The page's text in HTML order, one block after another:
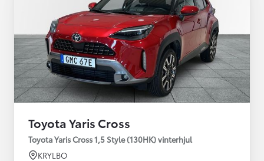
Toyota Yaris Cross
Toyota Yaris Cross 1,5 Style (130HK) vinterhjul
KRYLBO